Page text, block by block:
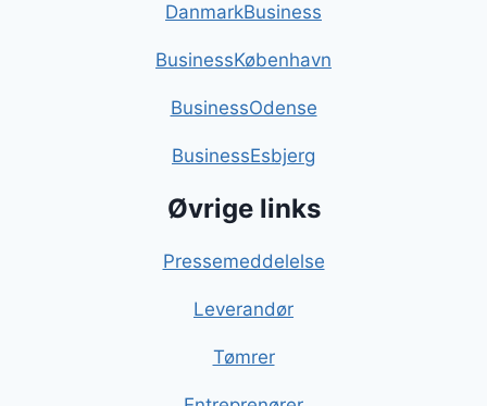
DanmarkBusiness
BusinessKøbenhavn
BusinessOdense
BusinessEsbjerg
Øvrige links
Pressemeddelelse
Leverandør
Tømrer